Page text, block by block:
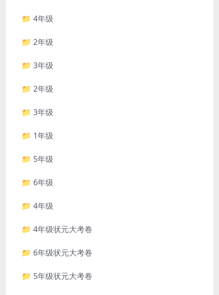
📁 4年级
📁 2年级
📁 3年级
📁 2年级
📁 3年级
📁 1年级
📁 5年级
📁 6年级
📁 4年级
📁 4年级状元大考卷
📁 6年级状元大考卷
📁 5年级状元大考卷